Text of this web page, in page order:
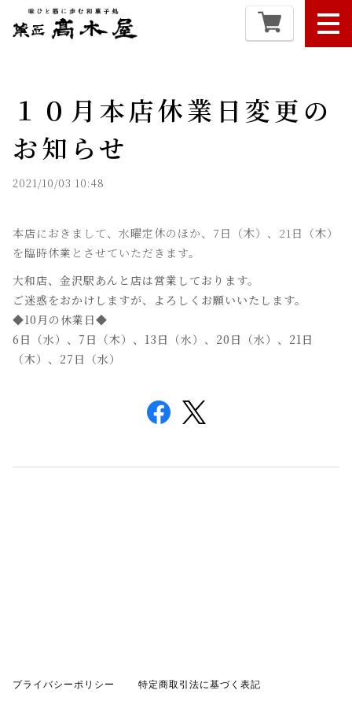
１０月本店休業日変更の
お知らせ
2021/10/03 10:48
本店におきまして、水曜定休のほか、7日（木）、21日（木）
を臨時休業とさせていただきます。
大和店、金沢駅あんと店は営業しております。
ご迷惑をおかけしますが、よろしくお願いいたします。
◆10月の休業日◆
6日（水）、7日（木）、13日（水）、20日（水）、21日
（木）、27日（水）
プライバシーポリシー 特定商取引法に基づく表記